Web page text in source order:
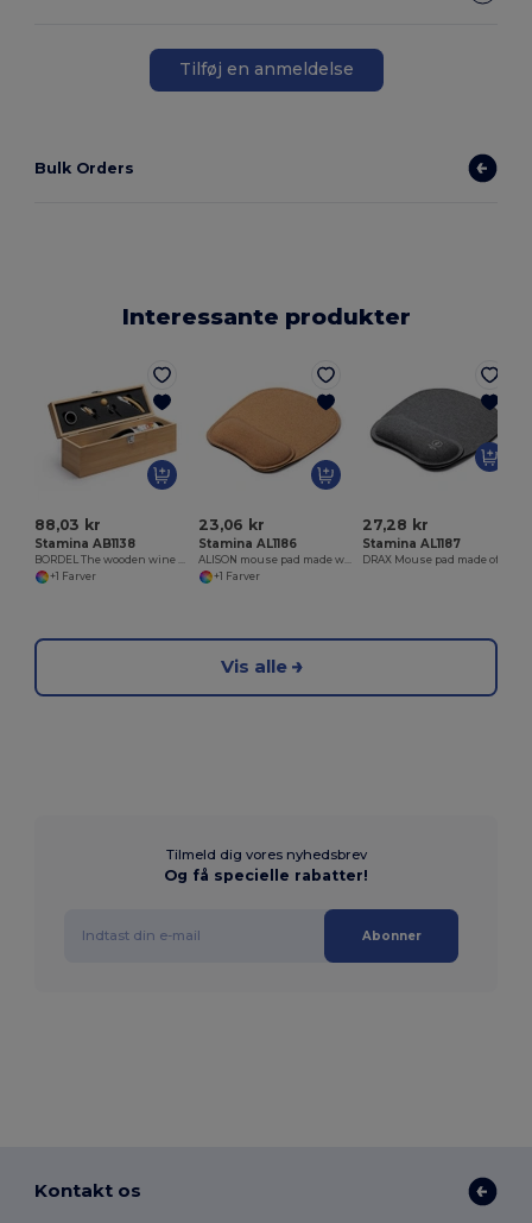
Tilføj en anmeldelse
Bulk Orders
Interessante produkter
88,03 kr
Stamina AB1138
+1 Farver
23,06 kr
Stamina AL1186
+1 Farver
27,28 kr
Stamina AL1187
Vis alle
Tilmeld dig vores nyhedsbrev
Og få specielle rabatter!
Abonner
Kontakt os